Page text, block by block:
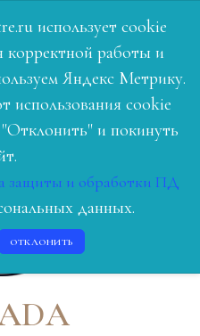
использует cookie
корректной работы и
Яндекс Метрику.
использования cookie
и покинуть
защиты и обработки ПД
данных.
ОТКЛОНИТЬ